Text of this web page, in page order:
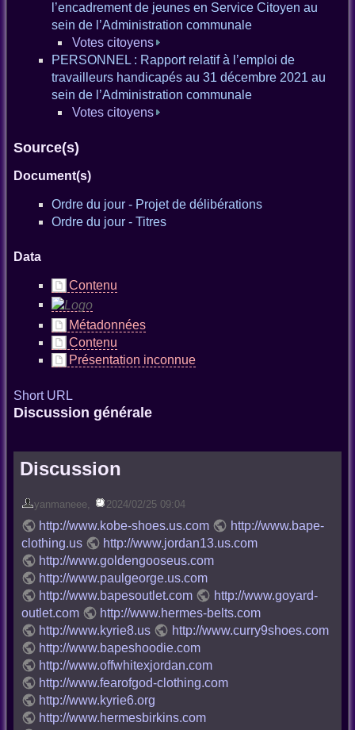
l’encadrement de jeunes en Service Citoyen au
sein de l’Administration communale
Votes citoyens
PERSONNEL : Rapport relatif à l’emploi de
travailleurs handicapés au 31 décembre 2021 au
sein de l’Administration communale
Votes citoyens
Source(s)
Document(s)
Ordre du jour - Projet de délibérations
Ordre du jour - Titres
Data
Contenu
Métadonnées
Contenu
Présentation inconnue
Short URL
Discussion générale
Discussion
yanmaneee, 2024/02/25 09:04
http://www.kobe-shoes.us.com
http://www.bape-
clothing.us
http://www.jordan13.us.com
http://www.goldengooseus.com
http://www.paulgeorge.us.com
http://www.bapesoutlet.com
http://www.goyard-
outlet.com
http://www.hermes-belts.com
http://www.kyrie8.us
http://www.curry9shoes.com
http://www.bapeshoodie.com
http://www.offwhitexjordan.com
http://www.fearofgod-clothing.com
http://www.kyrie6.org
http://www.hermesbirkins.com